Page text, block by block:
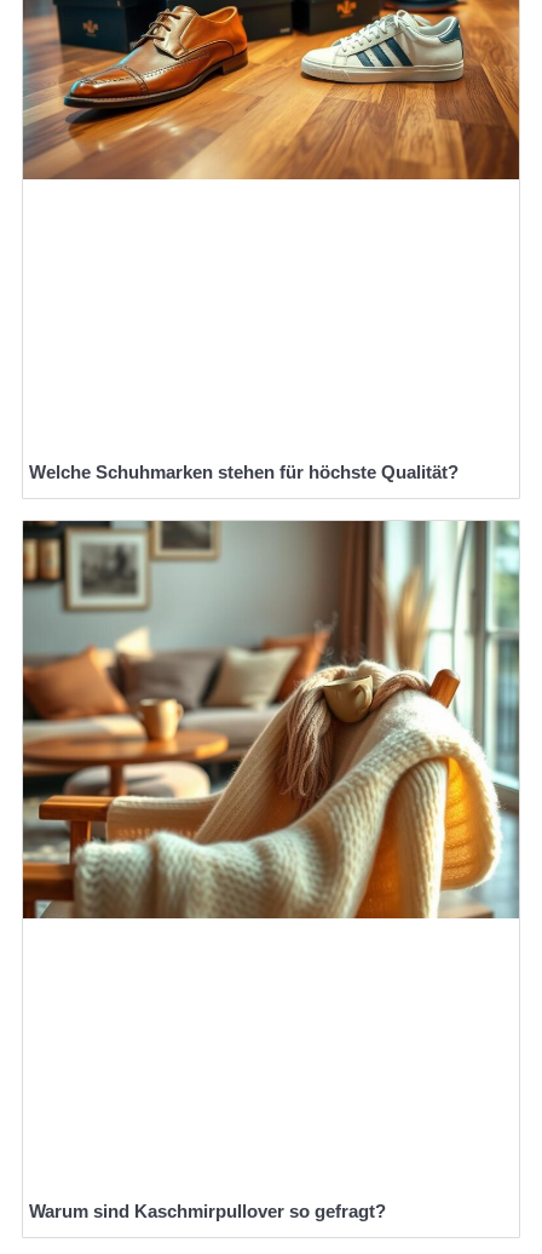
Welche Schuhmarken stehen für höchste Qualität?
Warum sind Kaschmirpullover so gefragt?